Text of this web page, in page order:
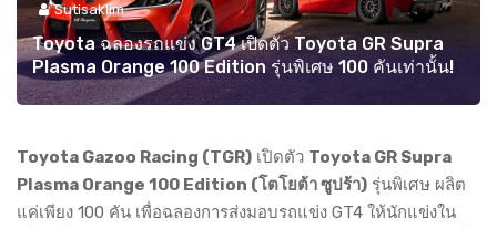
Sutisaklim
Toyota ฉลองรถแข่ง GT4 เปิดตัว Toyota GR Supra
Plasma Orange 100 Edition รุ่นพิเศษ 100 คันเท่านั้น!
Toyota Gazoo Racing (TGR) เปิดตัว Toyota GR Supra
Plasma Orange 100 Edition (โตโยต้า ซูปร้า) รุ่นพิเศษ ผลิต
แค่เพียง 100 คัน เพื่อฉลองการส่งมอบรถแข่ง GT4 ให้นักแข่งใน